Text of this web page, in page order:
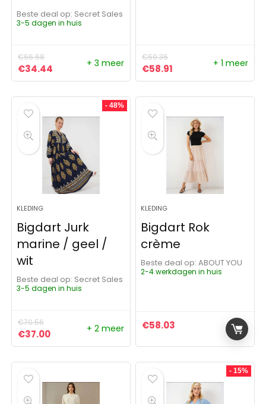
Beste deal op:
Secret Sales
3-5 dagen in huis
€66.68
Oorspronkelijke prijs was: €66.68.
€34.44 Huidige prijs is: €34.44.
+ 3 meer
€69.36
Oorspronkelijke prijs
€58.91 Huidige prijs is:
+ 1 meer
- 48%
KLEDING
Bigdart Jurk
marine / geel /
wit
Beste deal op:
Secret Sales
3-5 dagen in huis
€70.56
Oorspronkelijke prijs was: €70.56.
€37.00Huidige prijs is: €37.00.
+ 2 meer
KLEDING
Bigdart Rok
crème
Beste deal op:
ABOUT YOU
2-4 werkdagen in huis
€58.03
- 15%